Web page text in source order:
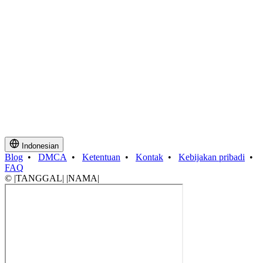
Indonesian
Blog • DMCA • Ketentuan • Kontak • Kebijakan pribadi •
FAQ
© |TANGGAL| |NAMA|